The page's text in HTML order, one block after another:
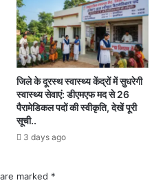
ही
प्रा
स
लो
कि
जिले के दूरस्थ स्वास्थ्य केंद्रों में सुधरेगी
स्वास्थ्य सेवाएं: डीएमएफ मद से 26
पैरामेडिकल पदों की स्वीकृति, देखें पूरी
सूची..
3 days ago
are marked *